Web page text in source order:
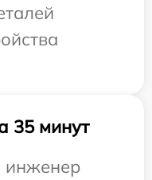
35 минут
инженер